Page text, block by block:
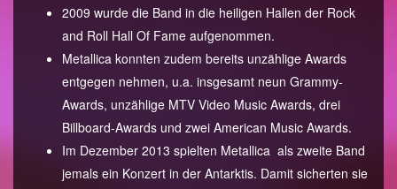
2009 wurde die Band in die heiligen Hallen der Rock
and Roll Hall Of Fame aufgenommen.
Metallica konnten zudem bereits unzählige Awards
entgegen nehmen, u.a. insgesamt neun Grammy-
Awards, unzählige MTV Video Music Awards, drei
Billboard-Awards und zwei American Music Awards.
Im Dezember 2013 spielten Metallica als zweite Band
jemals ein Konzert in der Antarktis. Damit sicherten sie